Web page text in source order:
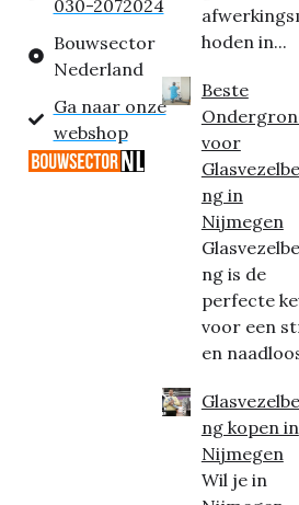
030-2072024
Bouwsector
Nederland
Ga naar onze
webshop
hoden in...
Beste
voor
ng in
Nijmegen
ng is de
perfecte
voor een
en
ng kopen in
Nijmegen
Wil je in